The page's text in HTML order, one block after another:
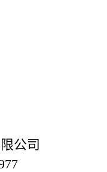
公司